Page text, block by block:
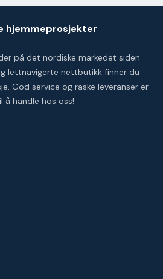
hjemmeprosjekter
på det nordiske markedet siden
lettnavigerte nettbutikk finner du
God service og raske leveranser er
å handle hos oss!